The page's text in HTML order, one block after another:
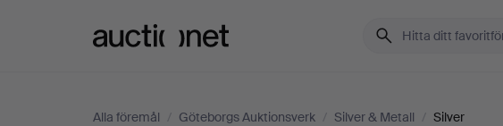
Alla föremål / Göteborgs Auktionsverk / Silver & Metall / Silver